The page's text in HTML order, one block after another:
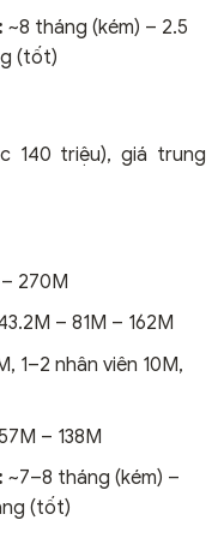
~8 tháng (kém) – 2.5
(tốt)
140 triệu), giá trung
270M
– 81M – 162M
1–2 nhân viên 10M,
– 138M
~7–8 tháng (kém) –
(tốt)